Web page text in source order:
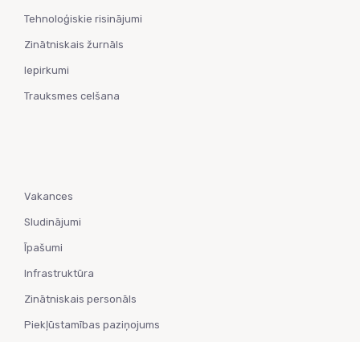
Tehnoloģiskie risinājumi
Zinātniskais žurnāls
Iepirkumi
Trauksmes celšana
Vakances
Sludinājumi
Īpašumi
Infrastruktūra
Zinātniskais personāls
Piekļūstamības paziņojums